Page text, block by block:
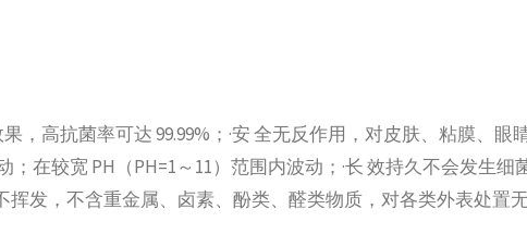
，高抗菌率可达 99.99%；·安 全无反作用，对皮肤、粘膜、眼
在较宽 PH（PH=1～11）范围内波动；·长 效持久不会发生细
发，不含重金属、卤素、酚类、醛类物质，对各类外表处置